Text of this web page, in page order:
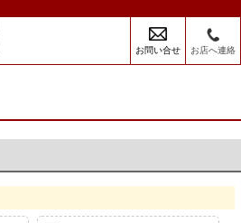
お問い合せ お店へ連絡